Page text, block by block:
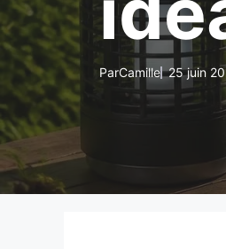
ParCamille 25 juin